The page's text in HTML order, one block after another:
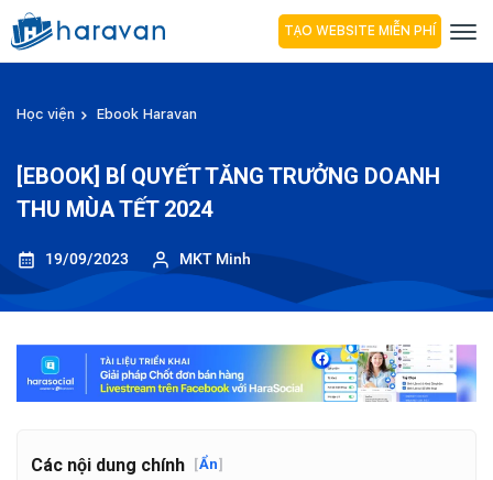
TẠO WEBSITE MIỄN PHÍ
Học viện Ebook Haravan
[EBOOK] BÍ QUYẾT TĂNG TRƯỞNG DOANH
THU MÙA TẾT 2024
19/09/2023 MKT Minh
Các nội dung chính [Ẩn]